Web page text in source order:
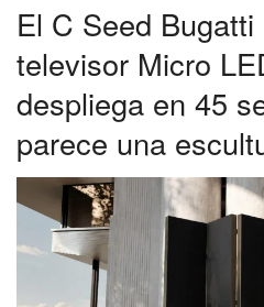
El C Seed
televisor Micro
despliega en 45
parece una